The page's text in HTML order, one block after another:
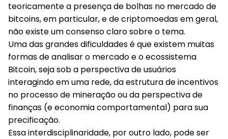
teoricamente a presença de bolhas no mercado de
bitcoins, em particular, e de criptomoedas em geral,
não existe um consenso claro sobre o tema.
Uma das grandes dificuldades é que existem muitas
formas de analisar o mercado e o ecossistema
Bitcoin, seja sob a perspectiva de usuários
interagindo em uma rede, da estrutura de incentivos
no processo de mineração ou da perspectiva de
finanças (e economia comportamental) para sua
precificação.
Essa interdisciplinaridade, por outro lado, pode ser